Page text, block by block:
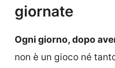
giornate
Ogni giorno, dopo
non è un gioco né